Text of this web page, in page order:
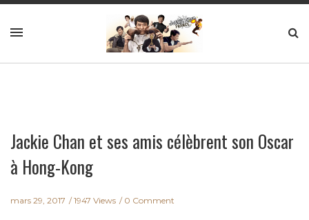
Jackie Chan et ses amis célèbrent son Oscar
à Hong-Kong
mars 29, 2017 1947 Views 0 Comment